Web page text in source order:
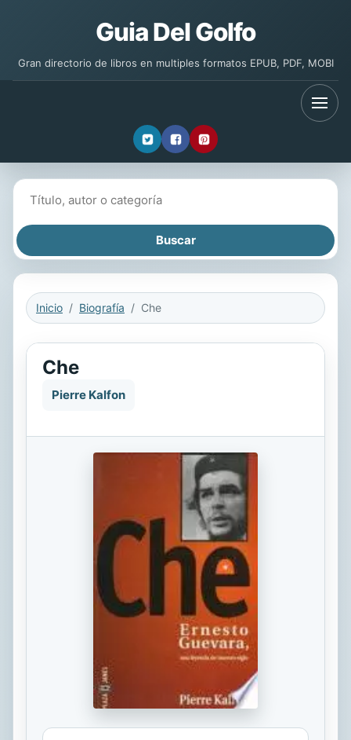
Guia Del Golfo
Gran directorio de libros en multiples formatos EPUB, PDF, MOBI
Inicio Biografía Che
Che
Pierre Kalfon